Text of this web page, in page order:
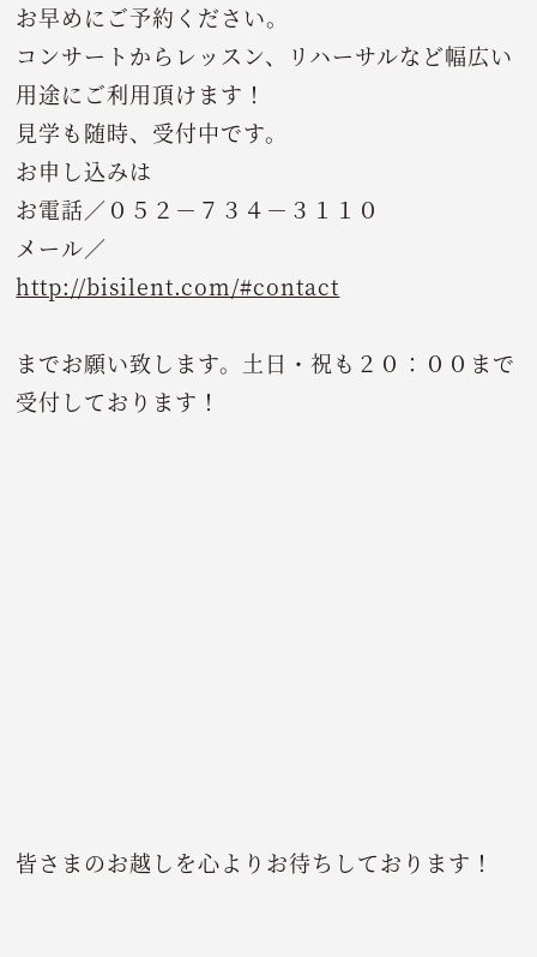
お早めにご予約ください。
コンサートからレッスン、リハーサルなど幅広い
用途にご利用頂けます！
見学も随時、受付中です。
お申し込みは
お電話／０５２－７３４－３１１０
メール／
http://bisilent.com/#contact
までお願い致します。土日・祝も２０：００まで
受付しております！
皆さまのお越しを心よりお待ちしております！